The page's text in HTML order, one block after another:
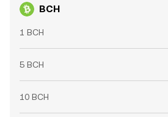
BCH
1 BCH
5 BCH
10 BCH